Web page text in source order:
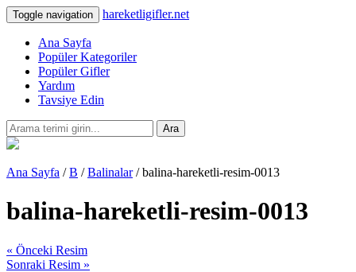
Toggle navigation hareketligifler.net
Ana Sayfa
Popüler Kategoriler
Popüler Gifler
Yardım
Tavsiye Edin
Ara
Ana Sayfa /B /Balinalar/ balina-hareketli-resim-0013
balina-hareketli-resim-0013
« Önceki Resim
Sonraki Resim »